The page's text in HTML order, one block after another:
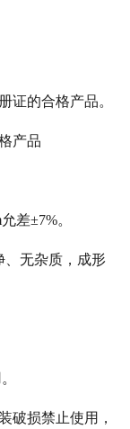
的合格产品。
产品
差±7%。
、无杂质，成形
破损禁止使用，